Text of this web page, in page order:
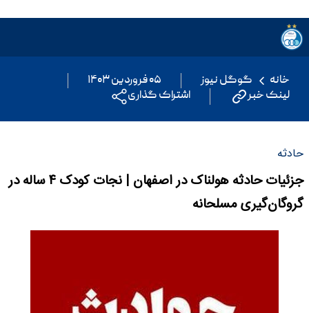
خانه گوگل نیوز
۰۵ فروردین ۱۴۰۳
لینک خبر
اشتراک گذاری
حادثه
جزئیات حادثه هولناک در اصفهان | نجات کودک ۴ ساله در
گروگان‌گیری مسلحانه